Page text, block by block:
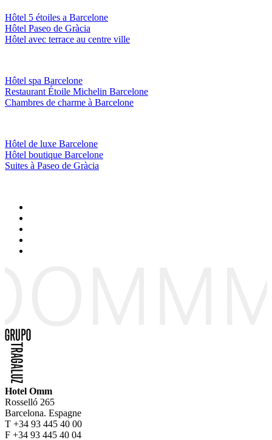
Hôtel 5 étoiles a Barcelone
Hôtel Paseo de Gràcia
Hôtel avec terrace au centre ville
Hôtel spa Barcelone
Restaurant Étoile Michelin Barcelone
Chambres de charme à Barcelone
Hôtel de luxe Barcelone
Hôtel boutique Barcelone
Suites à Paseo de Gràcia
Hotel Omm
Rosselló 265
Barcelona. Espagne
T +34 93 445 40 00
F +34 93 445 40 04